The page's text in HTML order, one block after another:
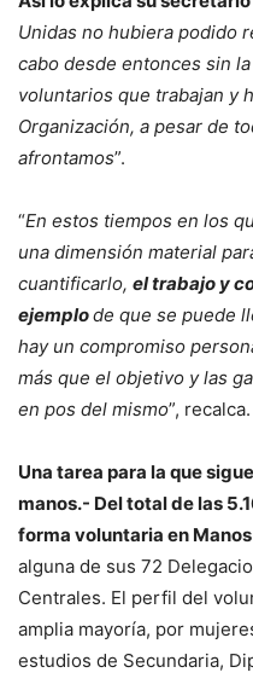
Unidas no hubiera podido
cabo desde entonces sin
voluntarios que trabajan y
Organización, a pesar de
afrontamos”.
“En estos tiempos en los
una dimensión material
cuantificarlo, el trabajo y
ejemplode que se puede
hay un compromiso
más que el objetivo y las
en pos del mismo”, recalca.
Una tarea para la que
manos.- Del total de las
forma voluntaria en
alguna de sus 72
Centrales. El perfil del
amplia mayoría, por
estudios de Secundaria,